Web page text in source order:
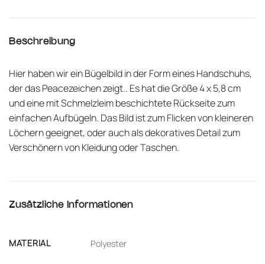
Beschreibung
Hier haben wir ein Bügelbild in der Form eines Handschuhs,
der das Peacezeichen zeigt.. Es hat die Größe 4 x 5,8 cm
und eine mit Schmelzleim beschichtete Rückseite zum
einfachen Aufbügeln. Das Bild ist zum Flicken von kleineren
Löchern geeignet, oder auch als dekoratives Detail zum
Verschönern von Kleidung oder Taschen.
Zusätzliche Informationen
MATERIAL Polyester